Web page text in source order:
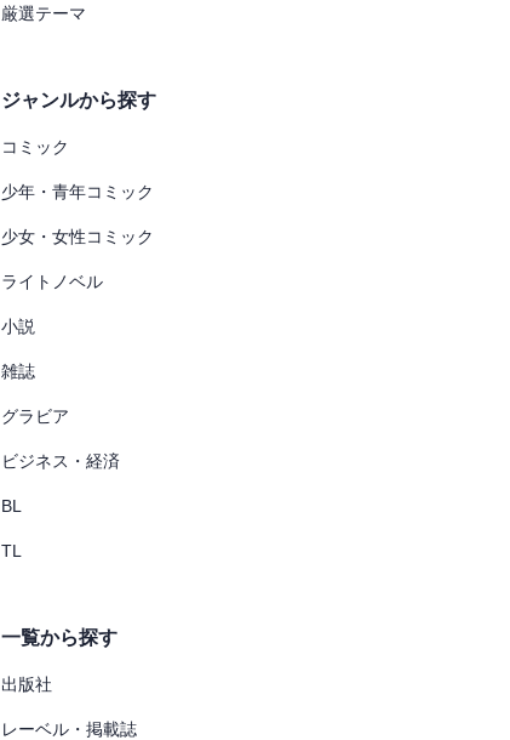
厳選テーマ
ジャンルから探す
コミック
少年・青年コミック
少女・女性コミック
ライトノベル
小説
雑誌
グラビア
ビジネス・経済
BL
TL
一覧から探す
出版社
レーベル・掲載誌